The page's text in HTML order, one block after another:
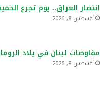
انتصار العراق.. يوم تجرع
أغسطس 8, 2026
مفاوضات لبنان في بلاد
أغسطس 8, 2026